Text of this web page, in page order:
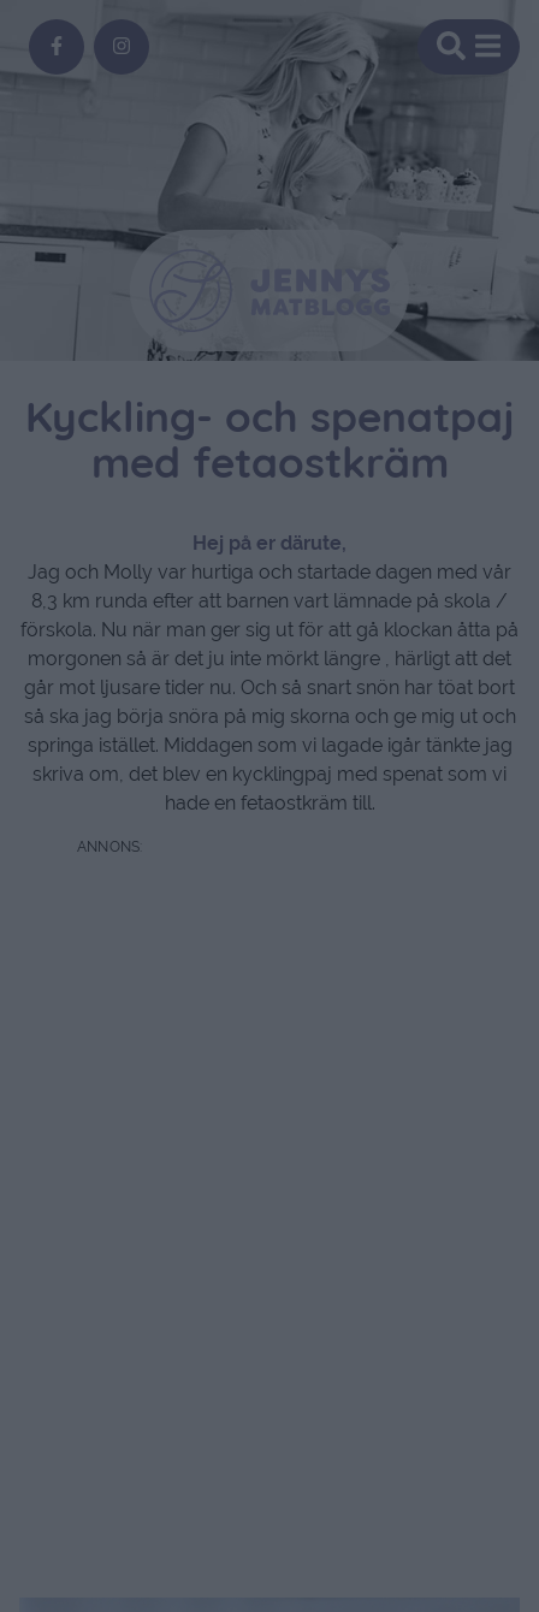
Kyckling- och spenatpaj
med fetaostkräm
Hej på er därute,
Jag och Molly var hurtiga och startade dagen med vår
8,3 km runda efter att barnen vart lämnade på skola /
förskola. Nu när man ger sig ut för att gå klockan åtta på
morgonen så är det ju inte mörkt längre , härligt att det
går mot ljusare tider nu. Och så snart snön har töat bort
så ska jag börja snöra på mig skorna och ge mig ut och
springa istället. Middagen som vi lagade igår tänkte jag
skriva om, det blev en kycklingpaj med spenat som vi
hade en fetaostkräm till.